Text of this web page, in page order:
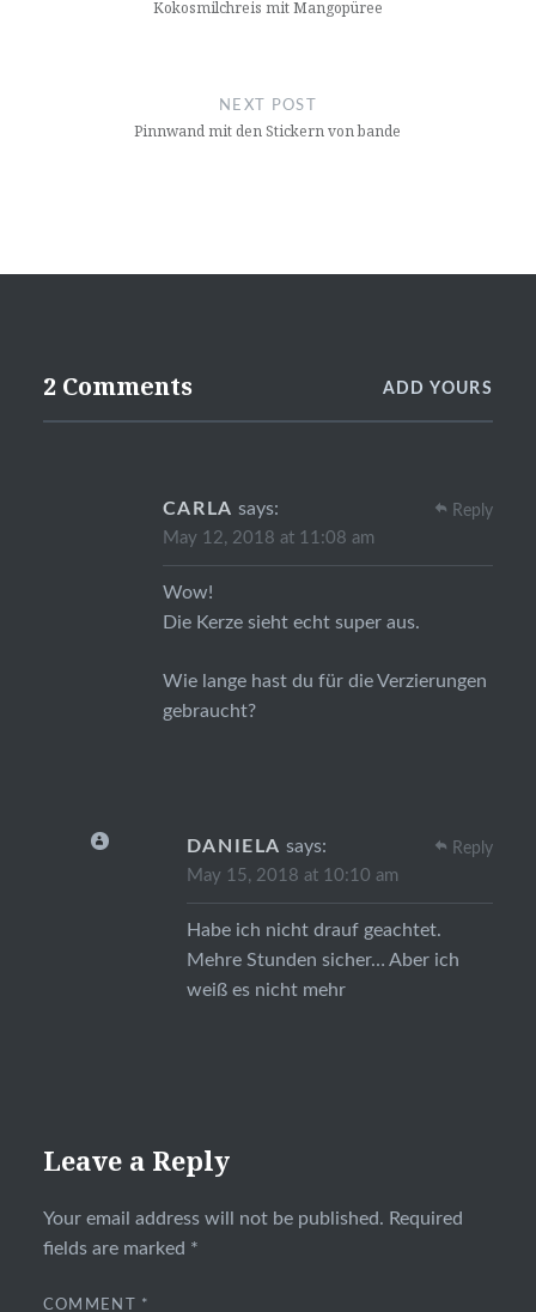
Kokosmilchreis mit Mangopüree
NEXT POST
Pinnwand mit den Stickern von bande
2 Comments ADD YOURS
CARLA says:
May 12, 2018 at 11:08 am
Wow!
Die Kerze sieht echt super aus.
Wie lange hast du für die Verzierungen
gebraucht?
Reply
DANIELA says:
May 15, 2018 at 10:10 am
Habe ich nicht drauf geachtet.
Mehre Stunden sicher… Aber ich
weiß es nicht mehr
Reply
Leave a Reply
Your email address will not be published. Required
fields are marked *
COMMENT *